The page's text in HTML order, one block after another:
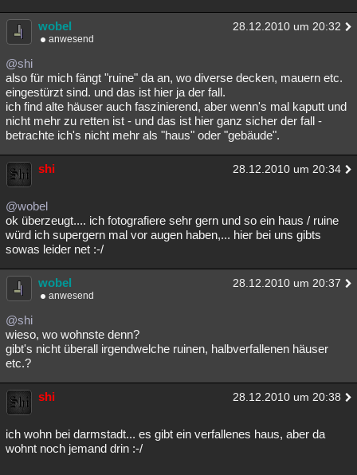
wobel 28.12.2010 um 20:32
anwesend
@shi
also für mich fängt "ruine" da an, wo diverse decken, mauern etc.
eingestürzt sind. und das ist hier ja der fall.
ich find alte häuser auch faszinierend, aber wenn's mal kaputt und
nicht mehr zu retten ist - und das ist hier ganz sicher der fall -
betrachte ich's nicht mehr als "haus" oder "gebäude".
shi 28.12.2010 um 20:34
@wobel
ok überzeugt.... ich fotografiere sehr gern und so ein haus / ruine
würd ich supergern mal vor augen haben,... hier bei uns gibts
sowas leider net :-/
wobel 28.12.2010 um 20:37
anwesend
@shi
wieso, wo wohnste denn?
gibt's nicht überall irgendwelche ruinen, halbverfallenen häuser
etc.?
shi 28.12.2010 um 20:38
ich wohn bei darmstadt... es gibt ein verfallenes haus, aber da
wohnt noch jemand drin :-/